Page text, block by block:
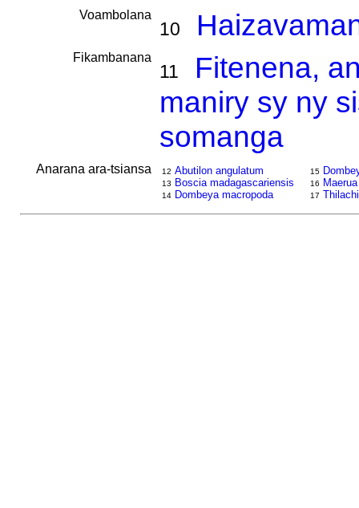
Voambolana
10
Fikambanana
11
Fitenena,
maniry sy ny
somanga
Anarana ara-tsiansa 12 Abutilon angulatum
13 Boscia madagascariensis
14 Dombeya macropoda
15
16
17